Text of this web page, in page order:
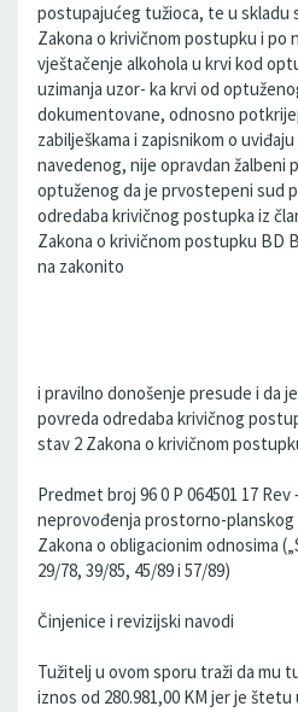
postupajućeg tužioca, te u skladu
Zakona o krivičnom postupku i po
vještačenje alkohola u krvi kod
uzimanja uzor- ka krvi od
dokumentovane, odnosno
zabilješkama i zapisnikom o
navedenog, nije opravdan žalbeni
optuženog da je prvostepeni sud
odredaba krivičnog postupka iz
Zakona o krivičnom postupku BD
na zakonito
i pravilno donošenje presude i da
povreda odredaba krivičnog
stav 2 Zakona o krivičnom
Predmet broj 96 0 P 064501 17
neprovođenja prostorno-planskog
Zakona o obligacionim odnosima
29/78, 39/85, 45/89 i 57/89)
Činjenice i revizijski navodi
Tužitelj u ovom sporu traži da mu
iznos od 280.981,00 KM jer je